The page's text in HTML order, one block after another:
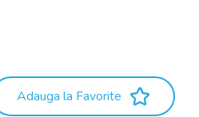
Adauga la Favorite